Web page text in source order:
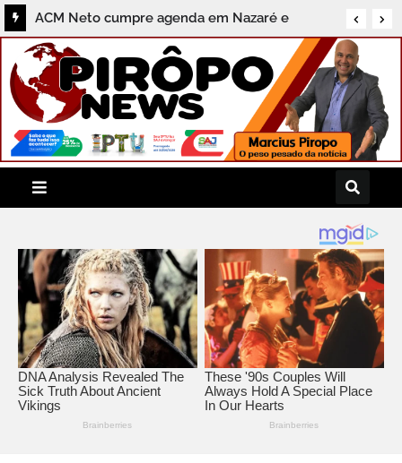
ACM Neto cumpre agenda em Nazaré e
destaca compromissos com a região do
Recôncavo durante coletiva ao Pirôpo News